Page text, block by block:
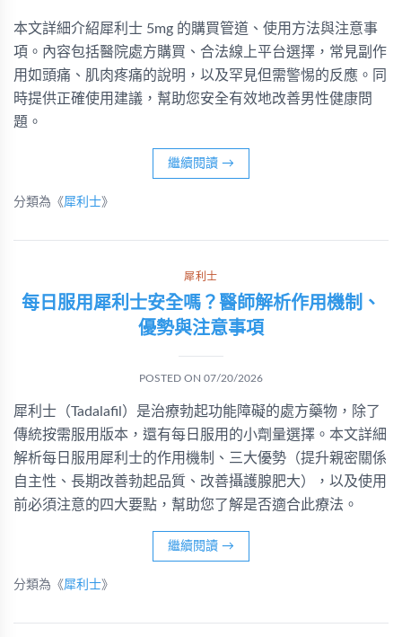
本文詳細介紹犀利士 5mg 的購買管道、使用方法與注意事
項。內容包括醫院處方購買、合法線上平台選擇，常見副作
用如頭痛、肌肉疼痛的說明，以及罕見但需警惕的反應。同
時提供正確使用建議，幫助您安全有效地改善男性健康問
題。
繼續閱讀 →
分類為《犀利士》
犀利士
每日服用犀利士安全嗎？醫師解析作用機制、
優勢與注意事項
POSTED ON 07/20/2026
犀利士（Tadalafil）是治療勃起功能障礙的處方藥物，除了
傳統按需服用版本，還有每日服用的小劑量選擇。本文詳細
解析每日服用犀利士的作用機制、三大優勢（提升親密關係
自主性、長期改善勃起品質、改善攝護腺肥大），以及使用
前必須注意的四大要點，幫助您了解是否適合此療法。
繼續閱讀 →
分類為《犀利士》